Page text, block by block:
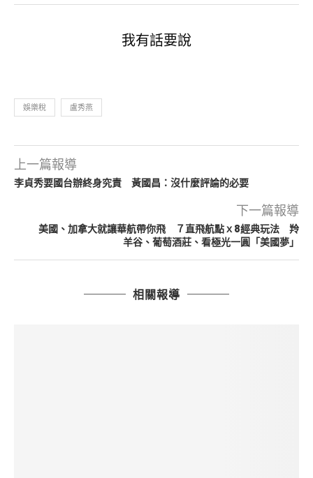
我有話要說
娛樂稅 盧秀燕
上一篇報導
李貞秀要國台辦終身究責 黃國昌：沒什麼評論的必要
下一篇報導
美國、加拿大就讓華航帶你飛 ７直飛航點ｘ8經典玩法 羚
羊谷、葡萄酒莊、看極光一圓「美國夢」
相關報導